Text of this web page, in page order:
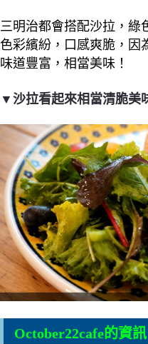
三明治都會搭配沙拉，綠
色彩繽紛，口感爽脆，因
味道豐富，相當美味！
▼沙拉看起來相當清脆美
October22cafe的資訊